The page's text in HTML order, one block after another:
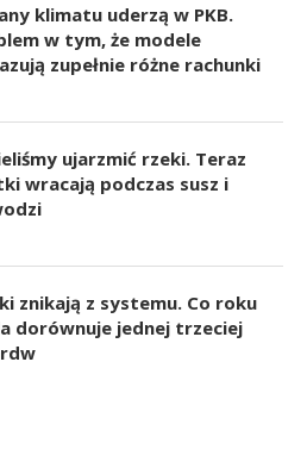
klimatu uderzą w PKB.
w tym, że modele
zupełnie różne rachunki
ujarzmić rzeki. Teraz
wracają podczas susz i
znikają z systemu. Co roku
dorównuje jednej trzeciej